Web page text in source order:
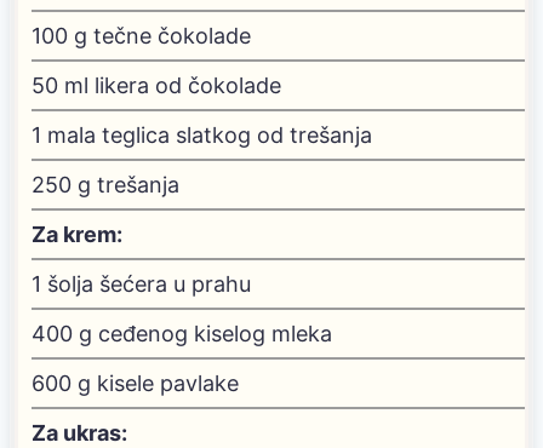
100 g tečne čokolade
50 ml likera od čokolade
1 mala teglica slatkog od trešanja
250 g trešanja
Za krem:
1 šolja šećera u prahu
400 g ceđenog kiselog mleka
600 g kisele pavlake
Za ukras: